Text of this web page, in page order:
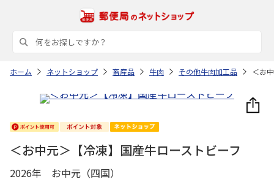
ホーム ネットショップ 畜産品 牛肉 その他牛肉加工品 ＜お
＜お中元＞【冷凍】国産牛ローストビーフ
2026年 お中元（四国）